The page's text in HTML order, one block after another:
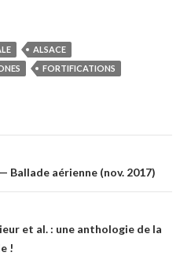
ALSACE
FORTIFICATIONS
Ballade aérienne (nov. 2017)
et al. : une anthologie de la
!